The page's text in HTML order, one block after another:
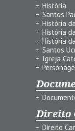
História
Santos
História
História
História
Santos
Igreja
Direito
Direito